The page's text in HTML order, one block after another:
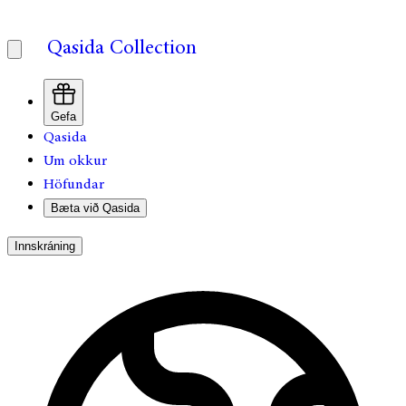
Qasida Collection
Gefa
Qasida
Um okkur
Höfundar
Bæta við Qasida
Innskráning